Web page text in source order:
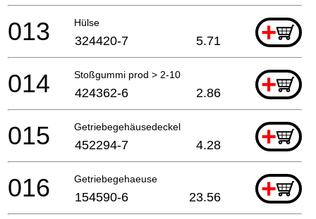
Hülse +
013 324420-7 5.71
Stoßgummi prod > 2-10 +
014 424362-6 2.86
Getriebegehäusedeckel +
015 452294-7 4.28
Getriebegehaeuse +
016 154590-6 23.56